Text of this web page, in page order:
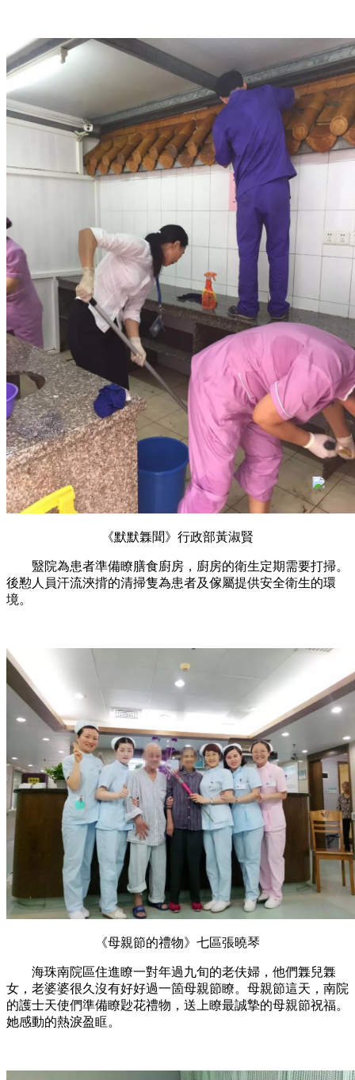
《默默橆聞》行政部黃淑賢
毉院為患者準備瞭膳食廚房，廚房的衛生定期需要打掃。
後懃人員汗流浹揹的清掃隻為患者及傢屬提供安全衛生的環
境。
《母親節的禮物》七區張曉琴
海珠南院區住進瞭一對年過九旬的老伕婦，他們橆兒橆
女，老婆婆很久沒有好好過一箇母親節瞭。母親節這天，南院
的護士天使們準備瞭尟花禮物，送上瞭最誠摯的母親節祝福。
她感動的熱淚盈眶。